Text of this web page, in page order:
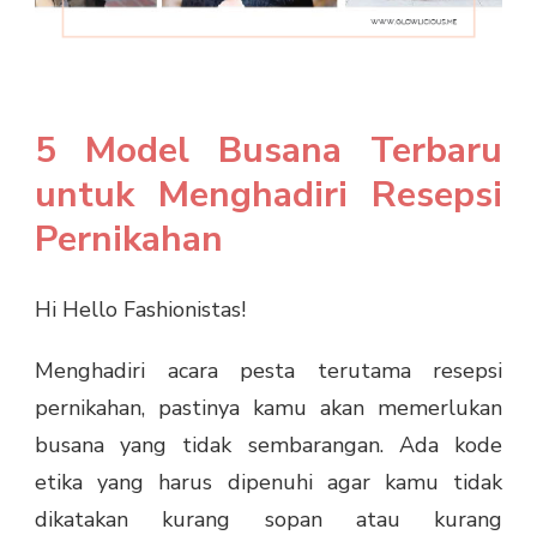
5 Model Busana Terbaru
untuk Menghadiri Resepsi
Pernikahan
Hi Hello Fashionistas!
Menghadiri acara pesta terutama resepsi
pernikahan, pastinya kamu akan memerlukan
busana yang tidak sembarangan. Ada kode
etika yang harus dipenuhi agar kamu tidak
dikatakan kurang sopan atau kurang